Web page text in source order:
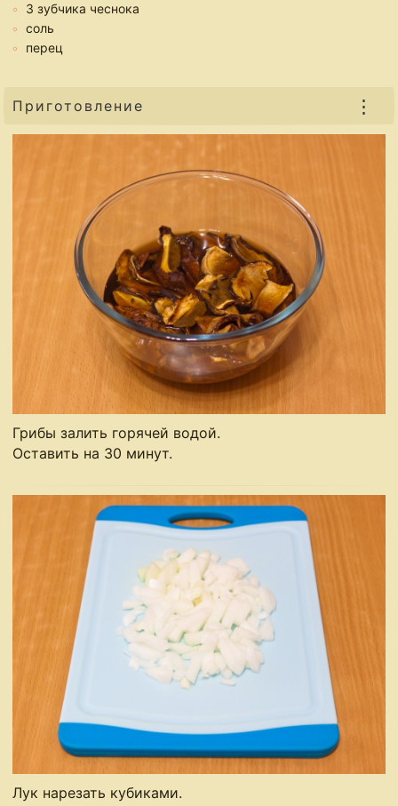
3 зубчика чеснока
соль
перец
Приготовление ⋮
Грибы залить горячей водой.
Оставить на 30 минут.
Лук нарезать кубиками.